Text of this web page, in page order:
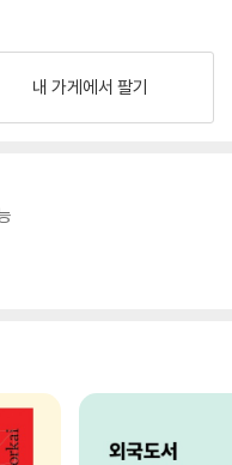
내 가게에서 팔기